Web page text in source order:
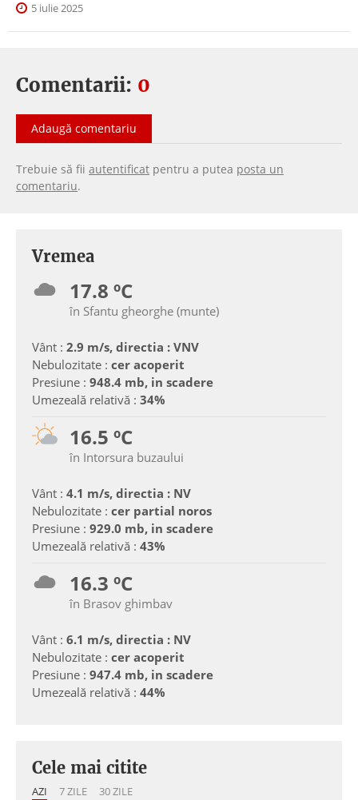
5 iulie 2025
Comentarii: 0
Adaugă comentariu
Trebuie să fii autentificat pentru a putea posta un
comentariu.
Vremea
17.8 ºC
în Sfantu gheorghe (munte)
Vânt : 2.9 m/s, directia : VNV
Nebulozitate : cer acoperit
Presiune : 948.4 mb, in scadere
Umezeală relativă : 34%
16.5 ºC
în Intorsura buzaului
Vânt : 4.1 m/s, directia : NV
Nebulozitate : cer partial noros
Presiune : 929.0 mb, in scadere
Umezeală relativă : 43%
16.3 ºC
în Brasov ghimbav
Vânt : 6.1 m/s, directia : NV
Nebulozitate : cer acoperit
Presiune : 947.4 mb, in scadere
Umezeală relativă : 44%
Cele mai citite
AZI 7 ZILE 30 ZILE